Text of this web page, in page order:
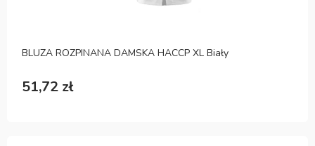
BLUZA ROZPINANA DAMSKA HACCP XL Biały
51,72 zł